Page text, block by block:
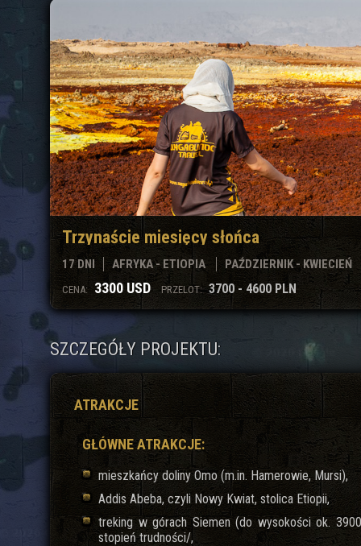
Trzynaście miesięcy słońca
17 DNI AFRYKA - ETIOPIA PAŹDZIERNIK - KWIECIEŃ
CENA: 3300 USD PRZELOT: 3700 - 4600 PLN
SZCZEGÓŁY PROJEKTU:
ATRAKCJE
GŁÓWNE ATRAKCJE:
mieszkańcy doliny Omo (m.in. Hamerowie, Mursi),
Addis Abeba, czyli Nowy Kwiat, stolica Etiopii,
treking w górach Siemen (do wysokości ok.
stopień trudności/,